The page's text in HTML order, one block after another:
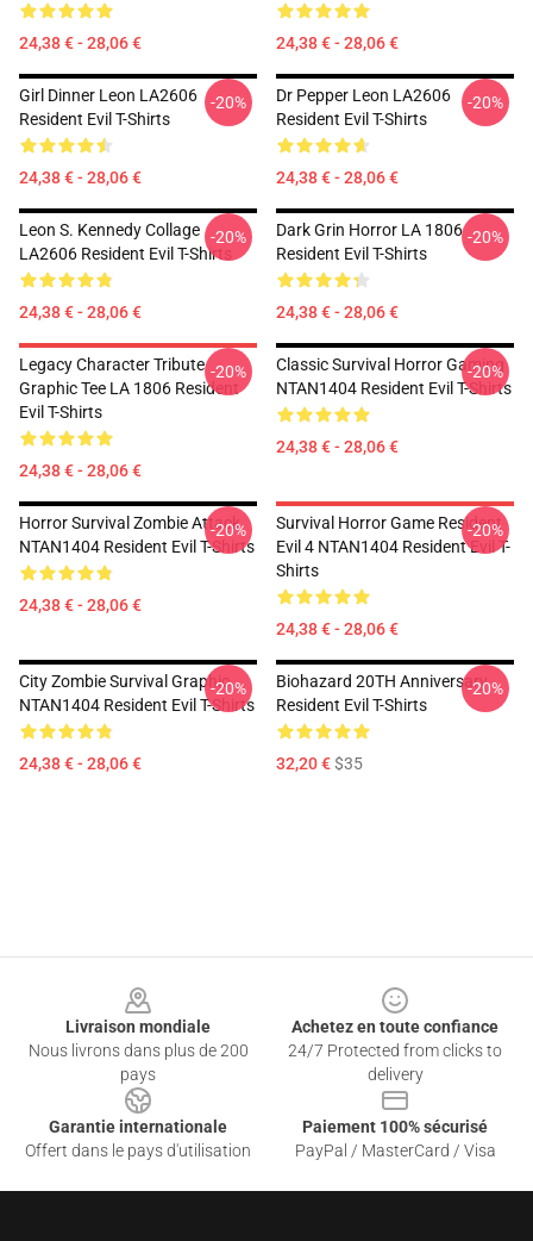
24,38 € - 28,06 € 24,38 € - 28,06 €
Girl Dinner Leon LA2606
Resident Evil T-Shirts
24,38 € - 28,06 €
-20%
Dr Pepper Leon LA2606
Resident Evil T-Shirts
24,38 € - 28,06 €
-20%
Leon S. Kennedy Collage
LA2606 Resident Evil T-Shirts
24,38 € - 28,06 €
-20%
Dark Grin Horror LA 1806
Resident Evil T-Shirts
24,38 € - 28,06 €
-20%
Legacy Character Tribute
Graphic Tee LA 1806 Resident
Evil T-Shirts
24,38 € - 28,06 €
-20%
Classic Survival Horror Gaming
NTAN1404 Resident Evil T-Shirts
24,38 € - 28,06 €
-20%
Horror Survival Zombie Attack
NTAN1404 Resident Evil T-Shirts
24,38 € - 28,06 €
-20%
Survival Horror Game Resident
Evil 4 NTAN1404 Resident Evil T-
Shirts
24,38 € - 28,06 €
-20%
City Zombie Survival Graphic
NTAN1404 Resident Evil T-Shirts
24,38 € - 28,06 €
-20%
Biohazard 20TH Anniversary
Resident Evil T-Shirts
32,20 €$35
-20%
Livraison mondiale
Nous livrons dans plus de 200
pays
Achetez en toute confiance
24/7 Protected from clicks to
delivery
Garantie internationale
Offert dans le pays d'utilisation
Paiement 100% sécurisé
PayPal / MasterCard / Visa